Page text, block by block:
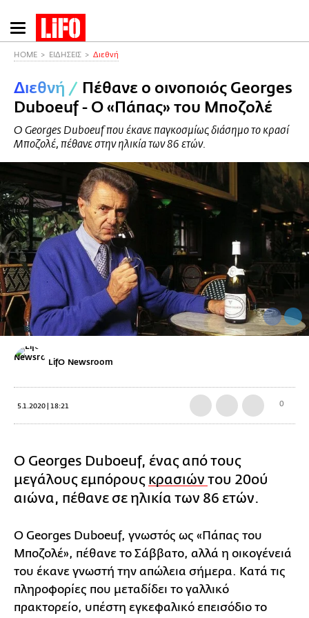
Παράκαμψη
προς
περιεχόμενο
HOME ΕΙΔΗΣΕΙΣ Διεθνή
Διεθνή / Πέθανε ο οινοποιός Georges
Duboeuf - Ο «Πάπας» του Μποζολέ
Ο Georges Duboeuf που έκανε παγκοσμίως διάσημο το κρασί
Μποζολέ, πέθανε στην ηλικία των 86 ετών.
LifO Newsroom
5.1.2020 | 18:21 0
Ο Georges Duboeuf, ένας από τους
μεγάλους εμπόρους κρασιών του 20ού
αιώνα, πέθανε σε ηλικία των 86 ετών.
Ο Georges Duboeuf, γνωστός ως «Πάπας του
Μποζολέ», πέθανε το Σάββατο, αλλά η οικογένειά
του έκανε γνωστή την απώλεια σήμερα. Κατά τις
πληροφορίες που μεταδίδει το γαλλικό
πρακτορείο, υπέστη εγκεφαλικό επεισόδιο το